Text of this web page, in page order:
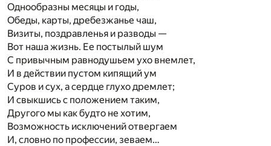
Однообразны месяцы и годы,
Обеды, карты, дребезжанье чаш,
Визиты, поздравленья и разводы —
Вот наша жизнь. Ее постылый шум
С привычным равнодушьем ухо внемлет,
И в действии пустом кипящий ум
Суров и сух, а сердце глухо дремлет;
И свыкшись с положением таким,
Другого мы как будто не хотим,
Возможность исключений отвергаем
И, словно по профессии, зеваем…